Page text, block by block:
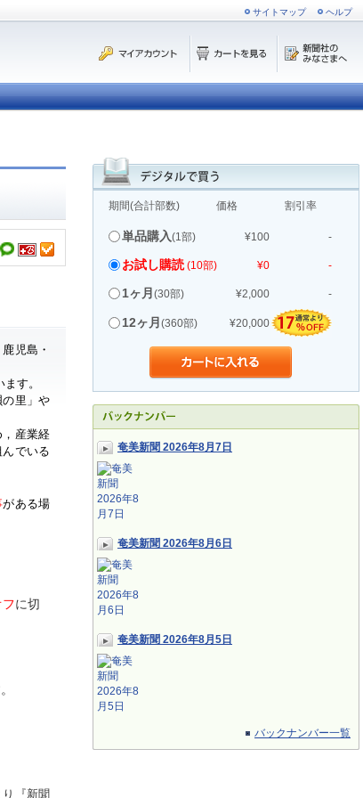
サイトマップ ヘルプ
期間(合計部数) 価格 割引率
単品購入(1部) ¥100 -
お試し購読 (10部) ¥0 -
1ヶ月 (30部) ¥2,000 -
12ヶ月 (360部) ¥20,000
奄美新聞 2026年8月7日
奄美新聞 2026年8月6日
奄美新聞 2026年8月5日
バックナンバー一覧
児島・
す。
の里」や
産業経
でいる
がある場
フに切
り『新聞